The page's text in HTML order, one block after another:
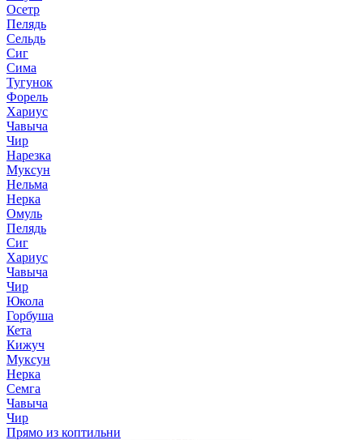
Осетр
Пелядь
Сельдь
Сиг
Сима
Тугунок
Форель
Хариус
Чавыча
Чир
Нарезка
Муксун
Нельма
Нерка
Омуль
Пелядь
Сиг
Хариус
Чавыча
Чир
Юкола
Горбуша
Кета
Кижуч
Муксун
Нерка
Семга
Чавыча
Чир
Прямо из коптильни